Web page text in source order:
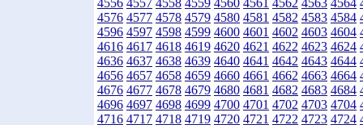
4556 4557 4558 4559 4560 4561 4562 4563 4564
4576 4577 4578 4579 4580 4581 4582 4583 4584
4596 4597 4598 4599 4600 4601 4602 4603 4604
4616 4617 4618 4619 4620 4621 4622 4623 4624
4636 4637 4638 4639 4640 4641 4642 4643 4644
4656 4657 4658 4659 4660 4661 4662 4663 4664
4676 4677 4678 4679 4680 4681 4682 4683 4684
4696 4697 4698 4699 4700 4701 4702 4703 4704
4716 4717 4718 4719 4720 4721 4722 4723 4724